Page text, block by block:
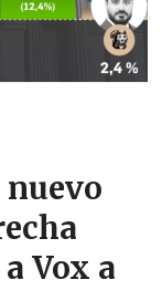
nuevo
Vox a